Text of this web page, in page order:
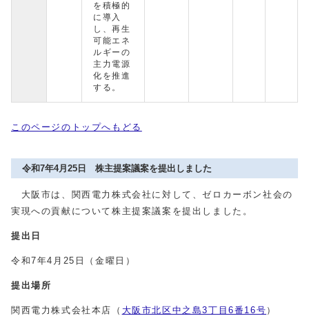
を積極的
に導入
し、再生
可能エネ
ルギーの
主力電源
化を推進
する。
このページのトップへもどる
令和7年4月25日 株主提案議案を提出しました
大阪市は、関西電力株式会社に対して、ゼロカーボン社会の
実現への貢献について株主提案議案を提出しました。
提出日
令和7年4月25日（金曜日）
提出場所
関西電力株式会社本店（ 大阪市北区中之島3丁目6番16号 ）